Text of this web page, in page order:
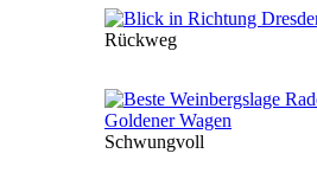
Rückweg
Schwungvoll